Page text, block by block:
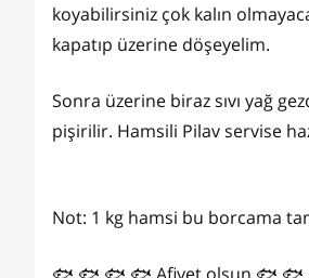
koyabilirsiniz çok kalın
kapatıp üzerine döşeyelim.
Sonra üzerine biraz sıvı yağ
pişirilir. Hamsili Pilav servise
Not: 1 kg hamsi bu borcama
🐟 🐟 🐟 🐟 Afiyet olsun 🐟